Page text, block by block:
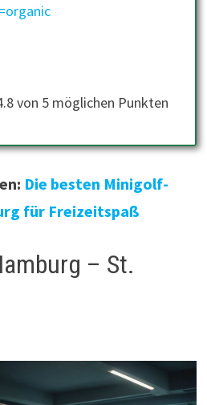
von 5 möglichen Punkten
Die besten Minigolf-
für Freizeitspaß
– St.